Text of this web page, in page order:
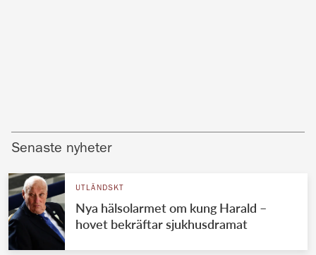
Senaste nyheter
UTLÄNDSKT
Nya hälsolarmet om kung Harald –
hovet bekräftar sjukhusdramat